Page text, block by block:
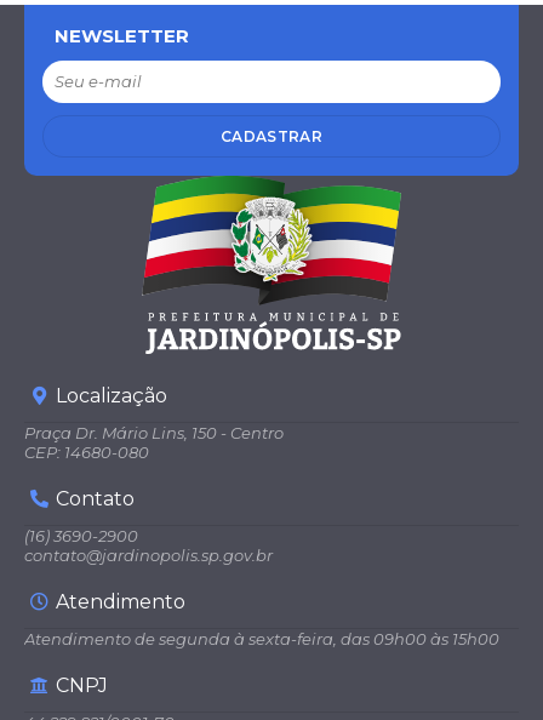
NEWSLETTER
CADASTRAR
Localização
Praça Dr. Mário Lins, 150 - Centro
CEP: 14680-080
Contato
(16) 3690-2900
contato@jardinopolis.sp.gov.br
Atendimento
Atendimento de segunda à sexta-feira, das 09h00 às 15h00
CNPJ